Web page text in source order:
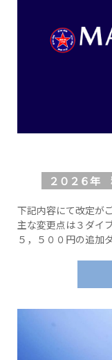
２０２６年
下記内容にて改定が
主な変更点は３ダイ
５，５００円の追